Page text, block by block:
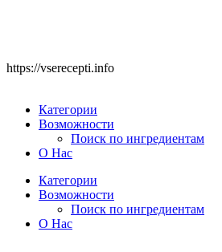
https://vserecepti.info
Категории
Возможности
Поиск по ингредиентам
О Нас
Категории
Возможности
Поиск по ингредиентам
О Нас